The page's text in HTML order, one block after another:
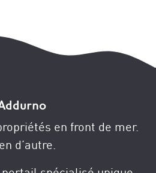
en front de mer.
d’autre.